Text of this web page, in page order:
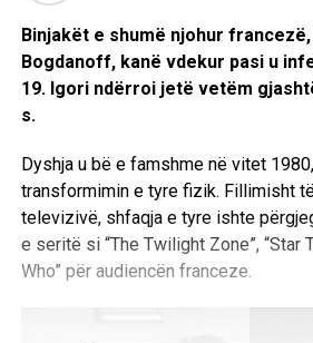
Binjakët e shumë njohur
Bogdanoff, kanë vdekur pasi u
19. Igori ndërroi jetë vetëm
s.
Dyshja u bë e famshme në vitet
transformimin e tyre fizik. Fillimisht
televizivë, shfaqja e tyre ishte
e seritë si “The Twilight Zone”, “Star
Who” për audiencën franceze.